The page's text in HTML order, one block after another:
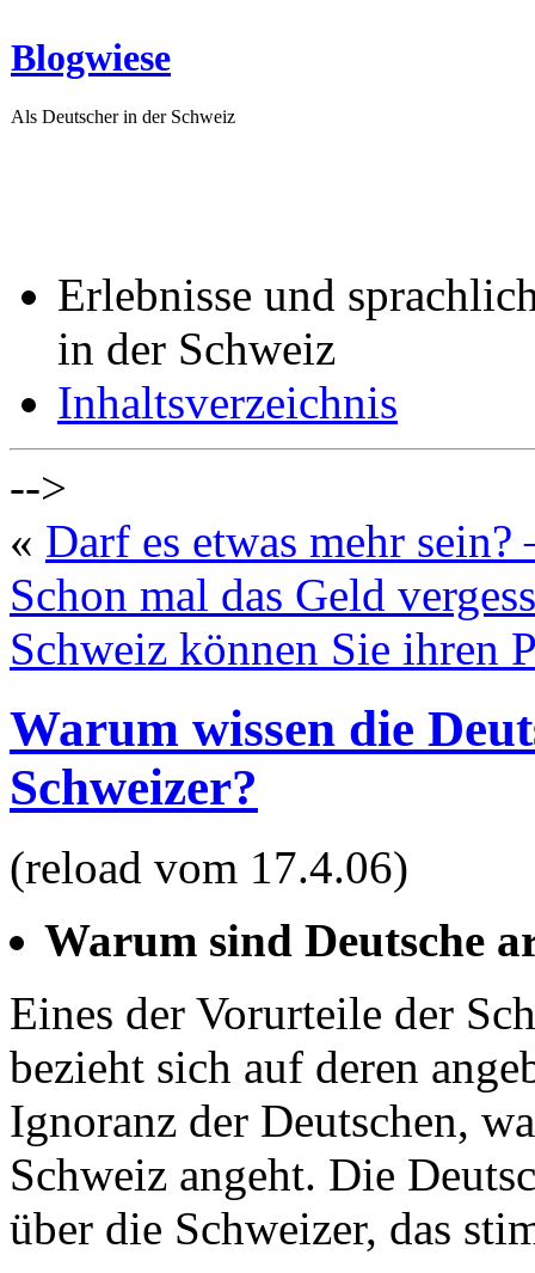
Blogwiese
Als Deutscher in der Schweiz
Erlebnisse und
in der Schweiz
Inhaltsverzeichnis
-->
« Darf es etwas mehr
Schon mal das Geld
Schweiz können Sie ihren
Warum wissen die
Schweizer?
(reload vom 17.4.06)
Warum sind Deutsche
Eines der Vorurteile der
bezieht sich auf deren
Ignoranz der Deutschen,
Schweiz angeht. Die
über die Schweizer, das